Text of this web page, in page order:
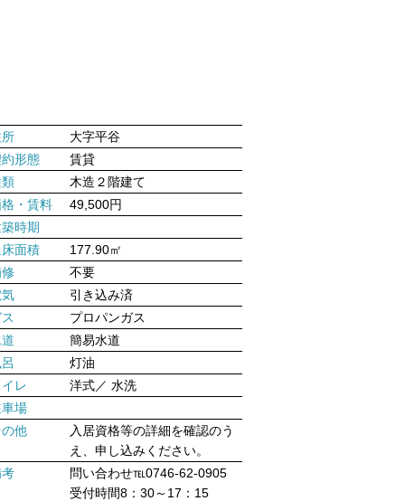
大字平谷
形態
賃貸
木造２階建て
・賃料
49,500円
時期
面積
177.90㎡
不要
引き込み済
プロパンガス
簡易水道
灯油
レ
洋式／ 水洗
場
他
入居資格等の詳細を確認のう
え、申し込みください。
問い合わせ℡0746-62-0905
受付時間8：30～17：15